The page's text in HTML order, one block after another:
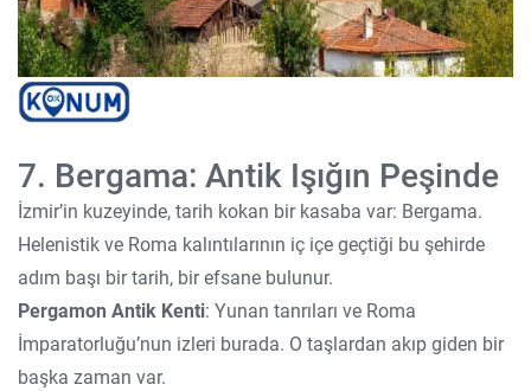
7. Bergama: Antik Işığın Peşinde
İzmir’in kuzeyinde, tarih kokan bir kasaba var: Bergama.
Helenistik ve Roma kalıntılarının iç içe geçtiği bu şehirde
adım başı bir tarih, bir efsane bulunur.
Pergamon Antik Kenti: Yunan tanrıları ve Roma
İmparatorluğu’nun izleri burada. O taşlardan akıp giden bir
başka zaman var.